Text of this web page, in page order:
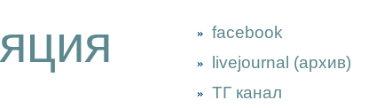
facebook
livejournal (архив)
ТГ канал